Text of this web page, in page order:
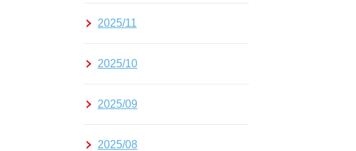
2025/11
2025/10
2025/09
2025/08